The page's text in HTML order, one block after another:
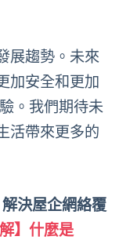
展趨勢。未來
加安全和更加
。我們期待未
活帶來更多的
解決屋企網絡覆
解】什麼是